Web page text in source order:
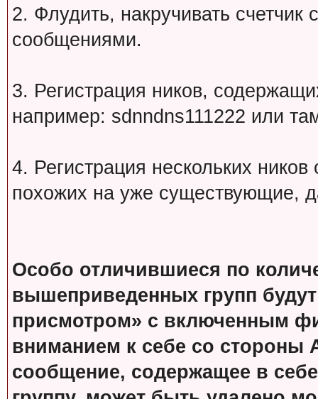
2. Флудить, накручивать
сообщениями.
3. Регистрация ников,
например: sdnndns111222 или
4. Регистрация нескольких
похожих на уже существующие,
Особо отличившиеся по
вышеприведенных групп
присмотром» с включенным
вниманием к себе со стороны
сообщение, содержащее в